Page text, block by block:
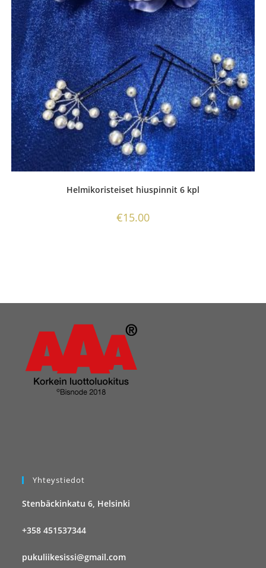
Helmikoristeiset hiuspinnit 6 kpl
€15.00
Yhteystiedot
Stenbäckinkatu 6, Helsinki
+358 451537344
pukuliikesissi@gmail.com